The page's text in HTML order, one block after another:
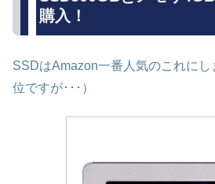
購入！
SSDはAmazon一番人気のこれに
位ですが･･･）